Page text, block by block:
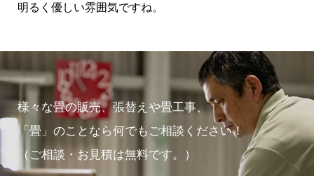
明るく優しい雰囲気ですね。
様々な畳の販売、張替えや畳工事、
「畳」のことなら何でもご相談ください！
（ご相談・お見積は無料です。）